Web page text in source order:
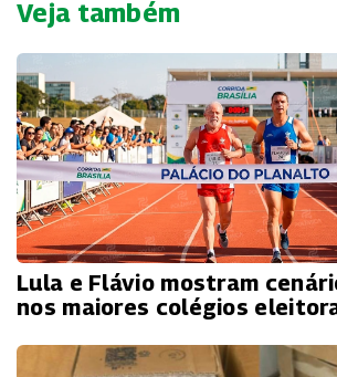
Veja também
Lula e Flávio mostram
nos maiores colégios